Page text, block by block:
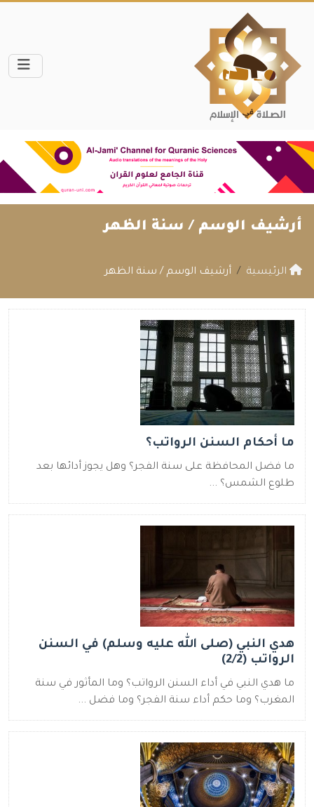
أرشيف الوسم / سنة الظهر
الرئيسية أرشيف الوسم / سنة الظهر
ما أحكام السنن الرواتب؟
ما فضل المحافظة على سنة الفجر؟ وهل يجوز أدائها بعد
طلوع الشمس؟ ...
هدي النبي (صلى الله عليه وسلم) في السنن
الرواتب (2/2)
ما هدي النبي في أداء السنن الرواتب؟ وما المأثور في سنة
المغرب؟ وما حكم أداء سنة الفجر؟ وما فضل ...